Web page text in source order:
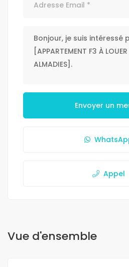
Envoyer un
Appel
Vue d'ensemble